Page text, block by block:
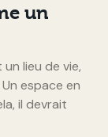
un
un lieu de vie,
espace en
il devrait